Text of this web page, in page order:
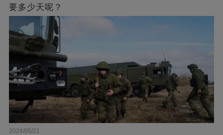
要多少天呢？
2024/05/21